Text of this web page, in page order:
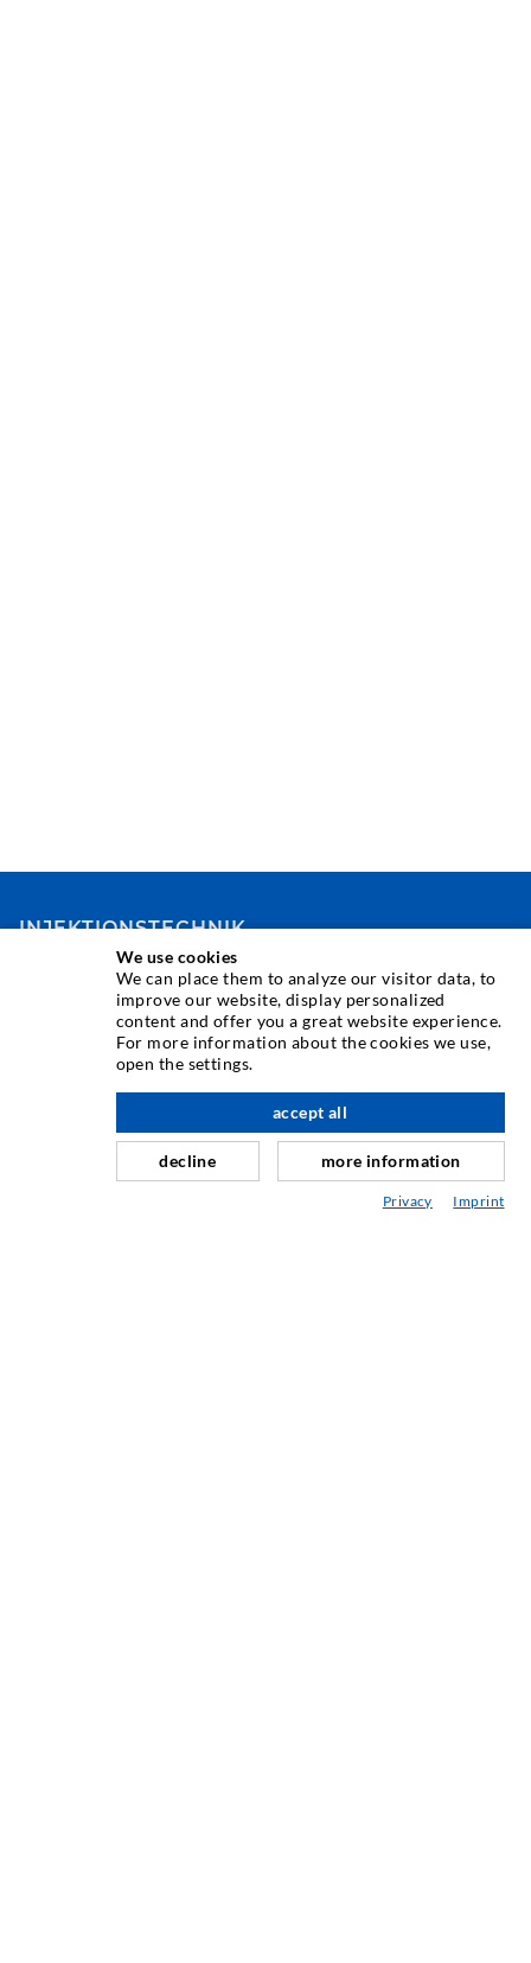
INJEKTIONSTECHNIK
Rissinjektion
Horizontalabdichtung
Schleier- & Flächeninjektion
Berg- & Tunnelbau
Ankersysteme
We use cookies
We can place them to analyze our visitor data, to
improve our website, display personalized
content and offer you a great website experience.
For more information about the cookies we use,
open the settings.
decline
accept all
more information
Privacy Imprint